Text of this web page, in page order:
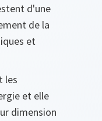
d'une
de la
et
les
et elle
dimension